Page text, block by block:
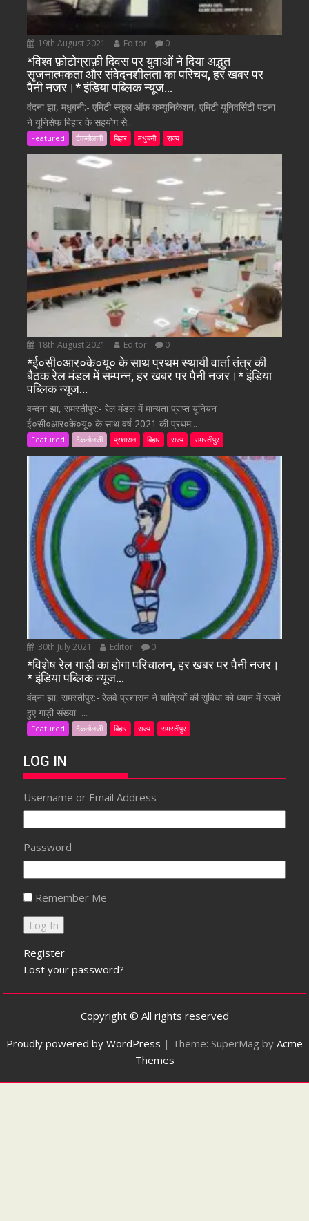
19th August 2021 Editor 0
*विश्व फ़ोटोग्राफ़ी दिवस पर युवाओं ने दिया अद्भुत
सृजनात्मकता और संवेदनशीलता का परिचय, हर खबर पर
पैनी नजर।* इंडिया पब्लिक न्यूज…
वंदना झा, मधुबनी:- एमिटी स्कूल ऑफ कम्युनिकेशन, एमिटी यूनिवर्सिटी पटना
ने यूनिसेफ बिहार के सहयोग से...
Featured टैकनोलजी बिहार मधुबनी राज्य
18th August 2021 Editor 0
*ई०सी०आर०के०यू० के साथ प्रथम स्थायी वार्ता तंत्र की
बैठक रेल मंडल में सम्पन्न, हर खबर पर पैनी नजर।* इंडिया
पब्लिक न्यूज…
वन्दना झा, समस्तीपुर:- रेल मंडल में मान्यता प्राप्त यूनियन
ई०सी०आर०के०यू० के साथ वर्ष 2021 की प्रथम...
Featured टैकनोलजी प्रशासन बिहार राज्य समस्तीपुर
30th July 2021 Editor 0
*विशेष रेल गाड़ी का होगा परिचालन, हर खबर पर पैनी नजर।
* इंडिया पब्लिक न्यूज…
वंदना झा, समस्तीपुर:- रेलवे प्रशासन ने यात्रियों की सुबिधा को ध्यान में रखते
हुए गाड़ी संख्या:-...
Featured टैकनोलजी बिहार राज्य समस्तीपुर
LOG IN
Username or Email Address
Password
Remember Me
Register
Lost your password?
Copyright © All rights reserved
Proudly powered by WordPress | Theme: SuperMag by Acme
Themes